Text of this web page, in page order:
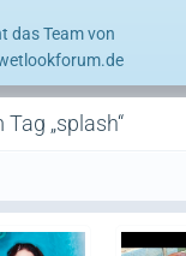
das Team von
„splash“